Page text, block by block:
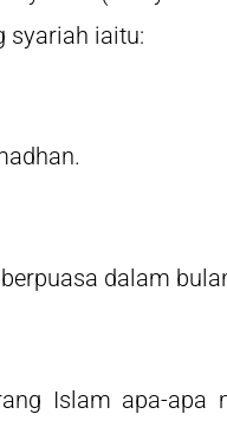
syariah iaitu:
dalam
Islam apa-apa